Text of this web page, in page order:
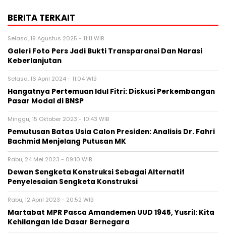
BERITA TERKAIT
Selasa, 19 Agustus 2025 - 11:11 WIB
Galeri Foto Pers Jadi Bukti Transparansi Dan Narasi
Keberlanjutan
Selasa, 16 April 2024 - 11:04 WIB
Hangatnya Pertemuan Idul Fitri: Diskusi Perkembangan
Pasar Modal di BNSP
Minggu, 15 Oktober 2023 - 10:43 WIB
Pemutusan Batas Usia Calon Presiden: Analisis Dr. Fahri
Bachmid Menjelang Putusan MK
Rabu, 24 Mei 2023 - 09:10 WIB
Dewan Sengketa Konstruksi Sebagai Alternatif
Penyelesaian Sengketa Konstruksi
Rabu, 12 April 2023 - 20:52 WIB
Martabat MPR Pasca Amandemen UUD 1945, Yusril: Kita
Kehilangan Ide Dasar Bernegara